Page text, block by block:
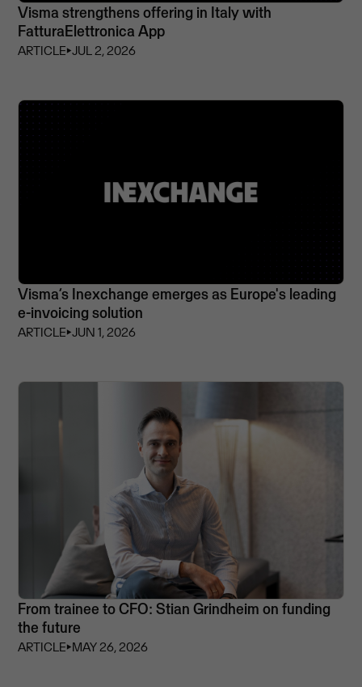
Visma strengthens offering in Italy with
FatturaElettronica App
ARTICLE⏵JUL 2, 2026
Visma’s Inexchange emerges as Europe's leading
e-invoicing solution
ARTICLE⏵JUN 1, 2026
From trainee to CFO: Stian Grindheim on funding
the future
ARTICLE⏵MAY 26, 2026